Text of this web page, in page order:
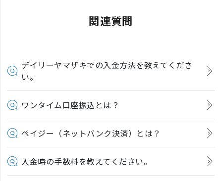
関連質問
デイリーヤマザキでの入金方法を教えてくださ
い。
ワンタイム口座振込とは？
ペイジー（ネットバンク決済）とは？
入金時の手数料を教えてください。